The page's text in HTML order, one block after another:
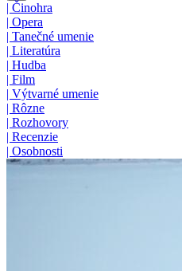
| Činohra
| Opera
| Tanečné umenie
| Literatúra
| Hudba
| Film
| Výtvarné umenie
| Rôzne
| Rozhovory
| Recenzie
| Osobnosti